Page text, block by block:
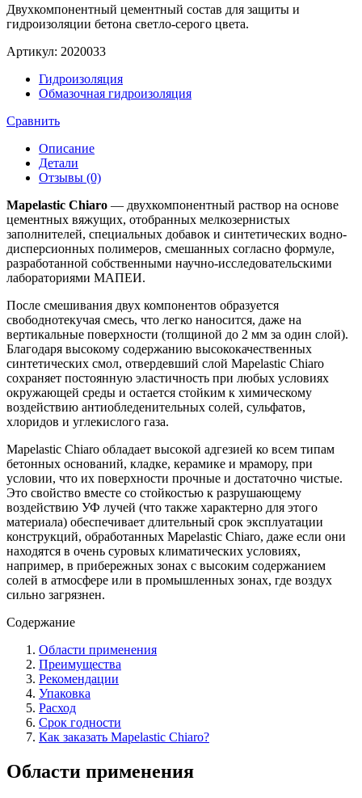
Двухкомпонентный цементный состав для защиты и
гидроизоляции бетона светло-серого цвета.
Артикул: 2020033
Гидроизоляция
Обмазочная гидроизоляция
Сравнить
Описание
Детали
Отзывы (0)
Mapelastic Chiaro — двухкомпонентный раствор на основе
цементных вяжущих, отобранных мелкозернистых
заполнителей, специальных добавок и синтетических водно-
дисперсионных полимеров, смешанных согласно формуле,
разработанной собственными научно-исследовательскими
лабораториями МАПЕИ.
После смешивания двух компонентов образуется
свободнотекучая смесь, что легко наносится, даже на
вертикальные поверхности (толщиной до 2 мм за один слой).
Благодаря высокому содержанию высококачественных
синтетических смол, отвердевший слой Mapelastic Chiaro
сохраняет постоянную эластичность при любых условиях
окружающей среды и остается стойким к химическому
воздействию антиобледенительных солей, сульфатов,
хлоридов и углекислого газа.
Mapelastic Chiaro обладает высокой адгезией ко всем типам
бетонных оснований, кладке, керамике и мрамору, при
условии, что их поверхности прочные и достаточно чистые.
Это свойство вместе со стойкостью к разрушающему
воздействию УФ лучей (что также характерно для этого
материала) обеспечивает длительный срок эксплуатации
конструкций, обработанных Mapelastic Chiaro, даже если они
находятся в очень суровых климатических условиях,
например, в прибережных зонах с высоким содержанием
солей в атмосфере или в промышленных зонах, где воздух
сильно загрязнен.
Содержание
Области применения
Преимущества
Рекомендации
Упаковка
Расход
Срок годности
Как заказать Mapelastic Chiaro?
Области применения